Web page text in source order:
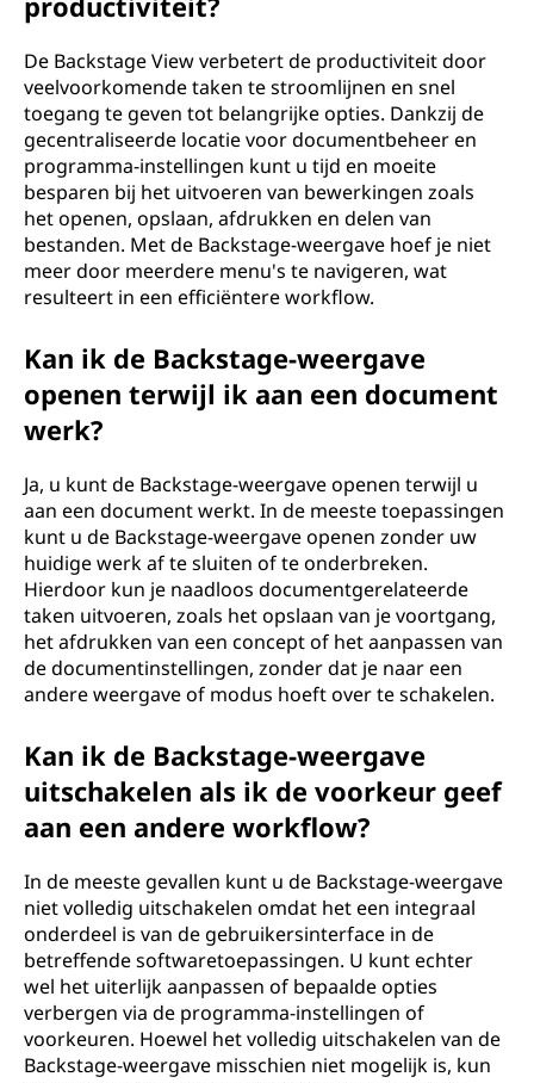
De Backstage View verbetert de productiviteit door
veelvoorkomende taken te stroomlijnen en snel
toegang te geven tot belangrijke opties. Dankzij de
gecentraliseerde locatie voor documentbeheer en
programma-instellingen kunt u tijd en moeite
besparen bij het uitvoeren van bewerkingen zoals
het openen, opslaan, afdrukken en delen van
bestanden. Met de Backstage-weergave hoef je niet
meer door meerdere menu's te navigeren, wat
resulteert in een efficiëntere workflow.
Kan ik de Backstage-weergave
openen terwijl ik aan een document
werk?
Ja, u kunt de Backstage-weergave openen terwijl u
aan een document werkt. In de meeste toepassingen
kunt u de Backstage-weergave openen zonder uw
huidige werk af te sluiten of te onderbreken.
Hierdoor kun je naadloos documentgerelateerde
taken uitvoeren, zoals het opslaan van je voortgang,
het afdrukken van een concept of het aanpassen van
de documentinstellingen, zonder dat je naar een
andere weergave of modus hoeft over te schakelen.
Kan ik de Backstage-weergave
uitschakelen als ik de voorkeur geef
aan een andere workflow?
In de meeste gevallen kunt u de Backstage-weergave
niet volledig uitschakelen omdat het een integraal
onderdeel is van de gebruikersinterface in de
betreffende softwaretoepassingen. U kunt echter
wel het uiterlijk aanpassen of bepaalde opties
verbergen via de programma-instellingen of
voorkeuren. Hoewel het volledig uitschakelen van de
Backstage-weergave misschien niet mogelijk is, kun